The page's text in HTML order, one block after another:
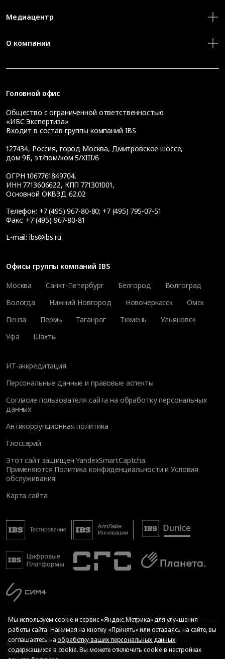
Медиацентр
О компании
Головной офис
Общество с ограниченной ответственностью
«ИБС Экспертиза»
Входит в состав группы компаний IBS
127434, Россия, город Москва, Дмитровское шоссе,
дом 9Б, эт/пом/ком 5/XIII/6
ОГРН 1067761849704,
ИНН 7713606622, КПП 771301001,
Основной ОКВЭД 62.02
Телефон: +7 (495) 967-80-80; +7 (495) 795-07-51
Факс: +7 (495) 967-80-81
E-mail: ibs@ibs.ru
Офисы группы компаний IBS
Москва
Санкт-Петербург Белгород
Волгоград
Вологда
Нижний Новгород Новочеркасск
Омск
Пенза
Пермь Таганрог Тюмень
Ульяновск
Уфа
Шахты
ИТ-аккредитация
Персональные данные и правовые аспекты
Согласие пользователя сайта на обработку персональных
данных
Антикоррупционная политика
Глоссарий
Этот сайт защищен YandexSmartCaptcha.
Применяются Политика конфиденциальности иУсловия
обслуживания.
Карта сайта
© Общество с ограниченной ответственностью «ИБС
Экспертиза», 2026. Все права защищены
Мы используем cookie и сервис «Яндекс.Метрика» для улучшения
работы сайта. Нажимая на кнопку «Принять» или оставаясь на сайте, вы
соглашаетесь наобработку ваших персональных данных,
содержащихся в cookie. Вы можете отключить cookie в настройках